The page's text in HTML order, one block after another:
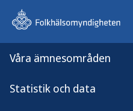
Våra ämnesområden
Statistik och data
Sök på webbplatsen